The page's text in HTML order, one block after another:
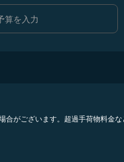
がございます。超過手荷物料金